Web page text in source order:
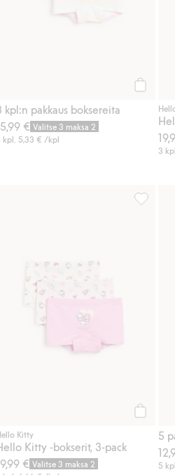
kpl:n pakkaus boksereita
€ Valitse 3 maksa 2
kpl. 5,33 € /kpl
3
Kitty
Kitty -bokserit, 3-pack
€ Valitse 3 maksa 2
5
5